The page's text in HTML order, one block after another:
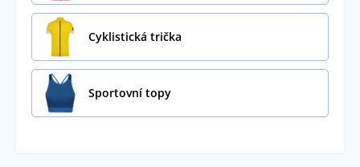
Cyklistická trička
Sportovní topy